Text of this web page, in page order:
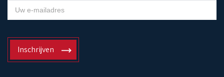
NIEUWSBRIEF
Inschrijven